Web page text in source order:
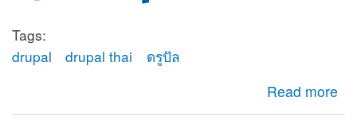
Tags:
drupal
drupal thai
ดรูปัล
Read more
about ยินดีต้อนรับสู่ดรูปัลไทย (Drupal Thailand)